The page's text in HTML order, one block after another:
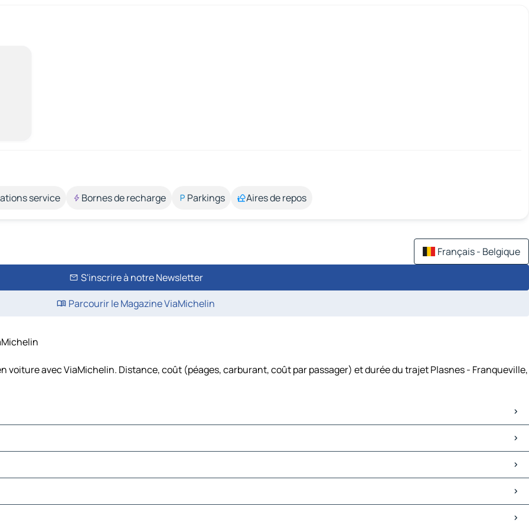
service Bornes de recharge Parkings Aires de repos
Français - Belgique
S'inscrire à notre Newsletter
Parcourir le Magazine ViaMichelin
avec ViaMichelin. Distance, coût (péages, carburant, coût par passager) et durée du trajet Plasnes - Franqueville,